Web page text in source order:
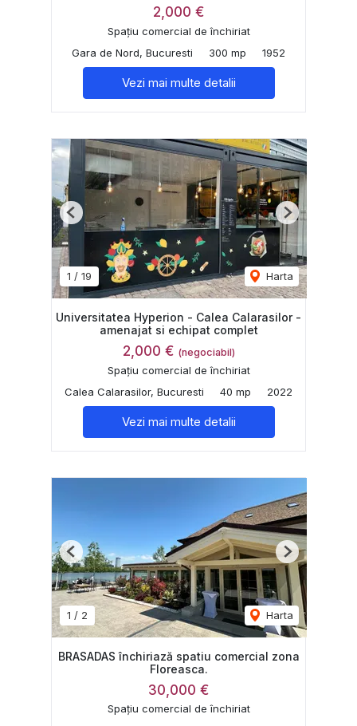
2,000 €
Spațiu comercial de închiriat
Gara de Nord, Bucuresti
300 mp 1952
Vezi mai multe detalii
1 / 19 Harta
Previous Next
Universitatea Hyperion - Calea Calarasilor -
amenajat si echipat complet
2,000 € (negociabil)
Spațiu comercial de închiriat
Calea Calarasilor, Bucuresti
40 mp 2022
Vezi mai multe detalii
1 / 2 Harta
Previous Next
BRASADAS închiriază spatiu comercial zona
Floreasca.
30,000 €
Spațiu comercial de închiriat